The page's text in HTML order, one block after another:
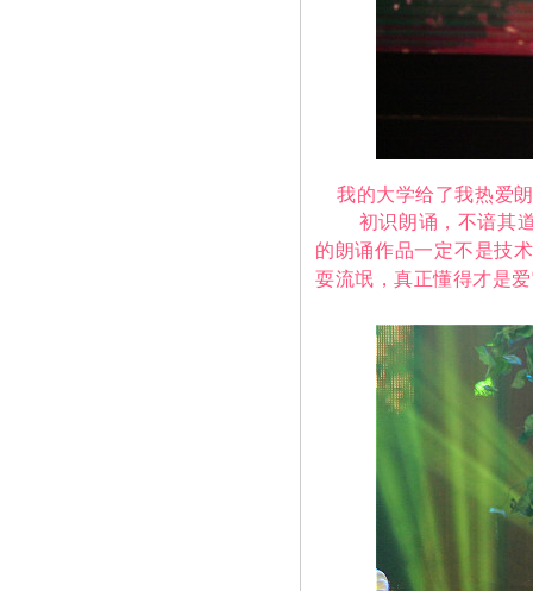
我的大学给了我热爱
初识朗诵，不谙其道
的朗诵作品一定不是技
耍流氓，真正懂得才是